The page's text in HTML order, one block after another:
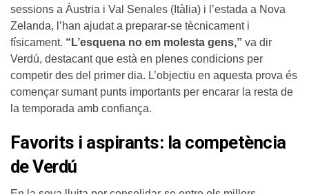
sessions a Àustria i Val Senales (Itàlia) i l’estada a Nova
Zelanda, l’han ajudat a preparar-se tècnicament i
físicament. “L’esquena no em molesta gens,” va dir
Verdú, destacant que està en plenes condicions per
competir des del primer dia. L’objectiu en aquesta prova és
començar sumant punts importants per encarar la resta de
la temporada amb confiança.
Favorits i aspirants: la competència
de Verdú